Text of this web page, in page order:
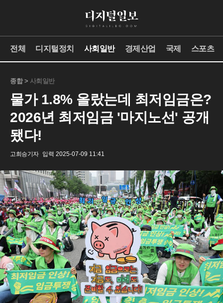
전체 디지털정치 사회일반 경제산업 국제 스포츠
종합 > 사회일반
물가 1.8% 올랐는데 최저임금은?
2026년 최저임금 '마지노선' 공개
됐다!
고희승기자 입력 2025-07-09 11:41